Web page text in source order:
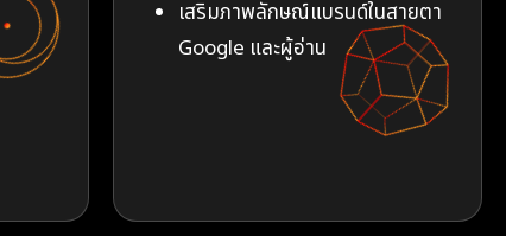
เสริมภาพลักษณ์แบรนด์ในสายตา
Google และผู้อ่าน